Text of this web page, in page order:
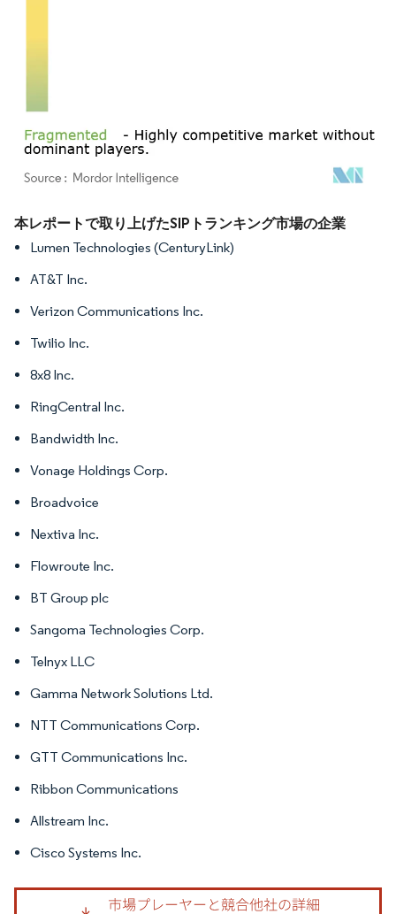
画像 © Mordor Intelligence。再利用にはCC BY 4.0の表示が必要です。
本レポートで取り上げたSIPトランキング市場の企業
Lumen Technologies (CenturyLink)
AT&T Inc.
Verizon Communications Inc.
Twilio Inc.
8x8 Inc.
RingCentral Inc.
Bandwidth Inc.
Vonage Holdings Corp.
Broadvoice
Nextiva Inc.
Flowroute Inc.
BT Group plc
Sangoma Technologies Corp.
Telnyx LLC
Gamma Network Solutions Ltd.
NTT Communications Corp.
GTT Communications Inc.
Ribbon Communications
Allstream Inc.
Cisco Systems Inc.